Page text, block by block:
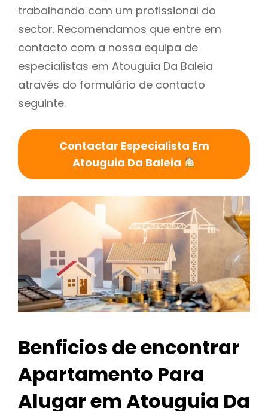
trabalhando com um profissional do
sector. Recomendamos que entre em
contacto com a nossa equipa de
especialistas em Atouguia Da Baleia
através do formulário de contacto
seguinte.
Contactar Especialista Em
Atouguia Da Baleia
Benficios de encontrar
Apartamento Para
Alugar em Atouguia Da